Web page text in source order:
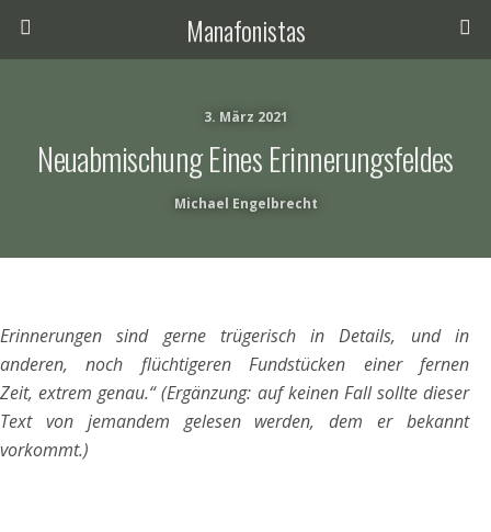
Manafonistas
3. März 2021
Neuabmischung Eines Erinnerungsfeldes
Michael Engelbrecht
Erinnerungen sind gerne trügerisch in Details, und in
anderen, noch flüchtigeren Fundstücken einer fernen
Zeit, extrem genau.“ (Ergänzung: auf keinen Fall sollte dieser
Text von jemandem gelesen werden, dem er bekannt
vorkommt.)